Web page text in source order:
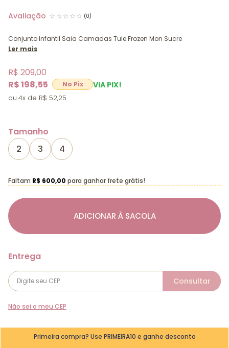
(0)
Conjunto Infantil Saia Camadas Tule Frozen Mon Sucre
Ler mais
R$ 198,55 VIA PIX!
R$ 209,00
4x R$ 52,25
Tamanho
2
3 4
ADICIONAR À SACOLA
Faltam R$ 600,00 para ganhar frete grátis!
Não sei o meu CEP
Primeira compra? Use PRIMEIRA10 e ganhe desconto